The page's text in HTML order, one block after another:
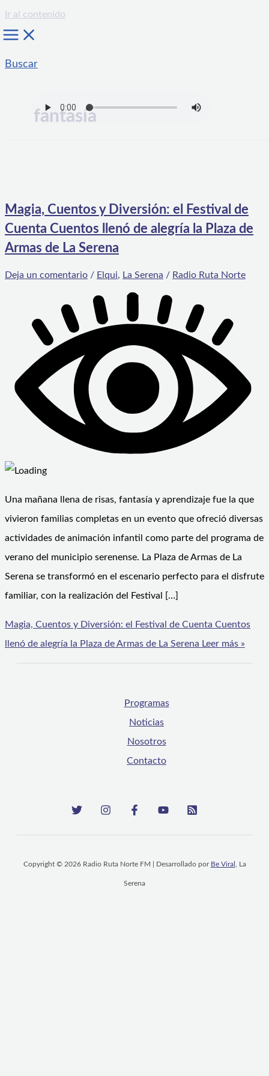
Ir al contenido
Buscar
fantasía
Magia, Cuentos y Diversión: el Festival de
Cuenta Cuentos llenó de alegría la Plaza de
Armas de La Serena
Deja un comentario / Elqui, La Serena / Radio Ruta Norte
Una mañana llena de risas, fantasía y aprendizaje fue la que
vivieron familias completas en un evento que ofreció diversas
actividades de animación infantil como parte del programa de
verano del municipio serenense. La Plaza de Armas de La
Serena se transformó en el escenario perfecto para el disfrute
familiar, con la realización del Festival […]
Magia, Cuentos y Diversión: el Festival de Cuenta Cuentos
llenó de alegría la Plaza de Armas de La Serena Leer más »
Programas
Noticias
Nosotros
Contacto
Copyright © 2026 Radio Ruta Norte FM | Desarrollado por Be Viral , La
Serena